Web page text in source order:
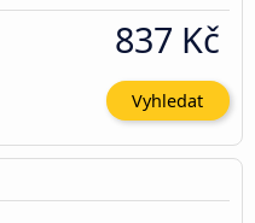
837 Kč
Vyhledat